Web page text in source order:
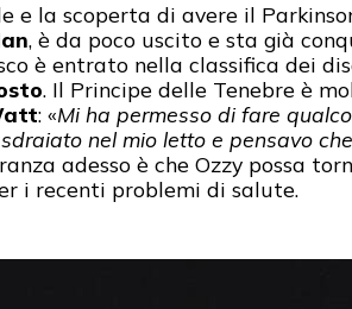
la scoperta di avere il
, è da poco uscito e sta già
è entrato nella classifica dei
. Il Principe delle Tenebre è
: «Mi ha permesso di fare
nel mio letto e pensavo
adesso è che Ozzy possa
i recenti problemi di salute.